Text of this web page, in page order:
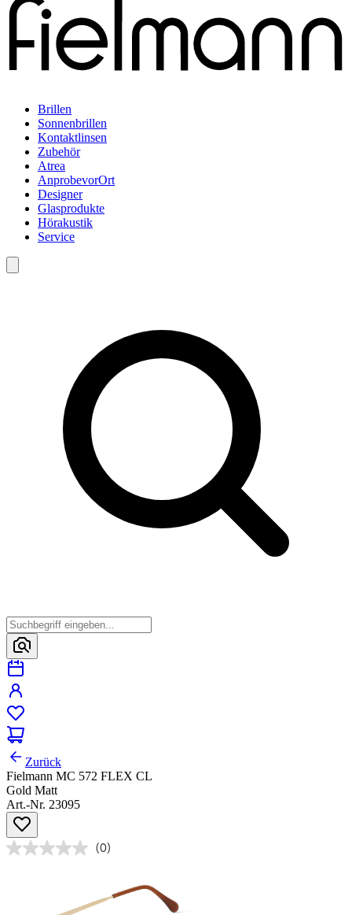
Brillen
Sonnenbrillen
Kontaktlinsen
Zubehör
Atrea
AnprobevorOrt
Designer
Glasprodukte
Hörakustik
Service
Zurück
Fielmann MC 572 FLEX CL
Gold Matt
Art.-Nr. 23095
(0)